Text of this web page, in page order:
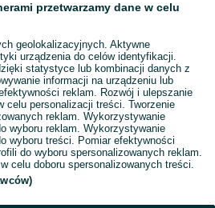
przetwarzamy dane w celu
geolokalizacyjnych. Aktywne
urządzenia do celów identyfikacji.
statystyce lub kombinacji danych z
informacji na urządzeniu lub
reklam. Rozwój i ulepszanie
celu personalizacji treści. Tworzenie
reklam. Wykorzystywanie
wyboru reklam. Wykorzystywanie
wyboru treści. Pomiar efektywności
do wyboru spersonalizowanych reklam.
celu doboru spersonalizowanych treści.